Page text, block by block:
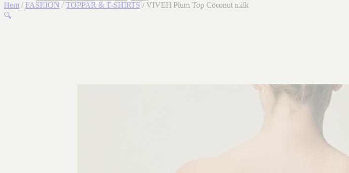
Hem / FASHION / TOPPAR & T-SHIRTS / VIVEH Plum Top Coconut milk
🔍